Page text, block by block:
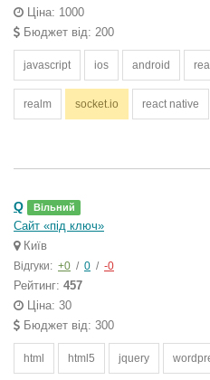
Ціна: 1000
Бюджет від: 200
javascript ios android
realm socket.io react native
Q Вільний
Сайт «під ключ»
Київ
Відгуки: +0 / 0 / -0
Рейтинг: 457
Ціна: 30
Бюджет від: 300
html html5 jquery